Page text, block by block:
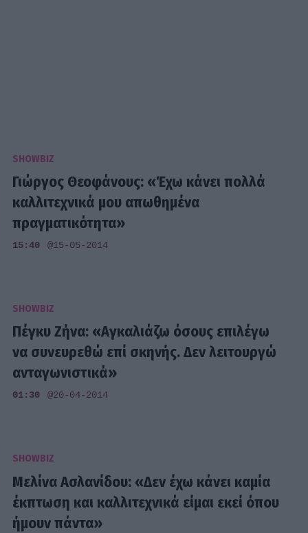
SHOWBIZ
Γιώργος Θεοφάνους: «Έχω κάνει πολλά
καλλιτεχνικά μου απωθημένα
πραγματικότητα»
15:40 @15-05-2014
SHOWBIZ
Πέγκυ Ζήνα: «Αγκαλιάζω όσους επιλέγω
να συνευρεθώ επί σκηνής. Δεν λειτουργώ
ανταγωνιστικά»
01:30 @20-04-2014
SHOWBIZ
Μελίνα Ασλανίδου: «Δεν έχω κάνει καμία
έκπτωση και καλλιτεχνικά είμαι εκεί όπου
ήμουν πάντα»